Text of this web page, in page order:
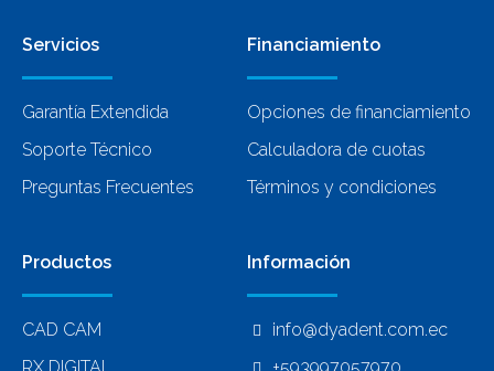
Servicios
Garantía Extendida
Soporte Técnico
Preguntas Frecuentes
Financiamiento
Opciones de financiamiento
Calculadora de cuotas
Términos y condiciones
Productos
CAD CAM
Información
info@dyadent.com.ec